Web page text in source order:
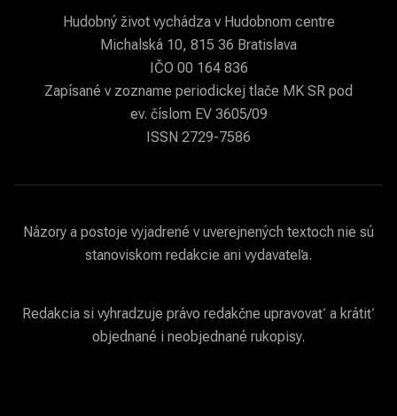
Hudobný život vychádza v Hudobnom centre
Michalská 10, 815 36 Bratislava
IČO 00 164 836
Zapísané v zozname periodickej tlače MK SR pod
ev. číslom EV 3605/09
ISSN 2729-7586
Názory a postoje vyjadrené v uverejnených textoch nie sú
stanoviskom redakcie ani vydavateľa.
Redakcia si vyhradzuje právo redakčne upravovať a krátiť
objednané i neobjednané rukopisy.